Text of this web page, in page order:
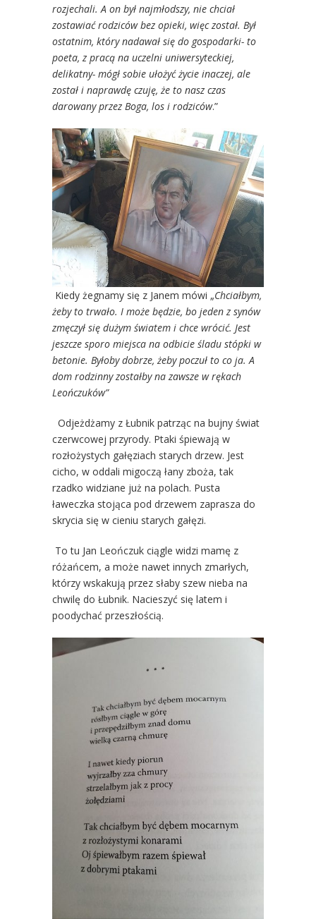
rozjechali. A on był najmłodszy, nie chciał
zostawiać rodziców bez opieki, więc został. Był
ostatnim, który nadawał się do gospodarki- to
poeta, z pracą na uczelni uniwersyteckiej,
delikatny- mógł sobie ułożyć życie inaczej, ale
został i naprawdę czuję, że to nasz czas
darowany przez Boga, los i rodziców.”
Kiedy żegnamy się z Janem mówi „Chciałbym,
żeby to trwało. I może będzie, bo jeden z synów
zmęczył się dużym światem i chce wrócić. Jest
jeszcze sporo miejsca na odbicie śladu stópki w
betonie. Byłoby dobrze, żeby poczuł to co ja. A
dom rodzinny zostałby na zawsze w rękach
Leończuków”
Odjeżdżamy z Łubnik patrząc na bujny świat
czerwcowej przyrody. Ptaki śpiewają w
rozłożystych gałęziach starych drzew. Jest
cicho, w oddali migoczą łany zboża, tak
rzadko widziane już na polach. Pusta
ławeczka stojąca pod drzewem zaprasza do
skrycia się w cieniu starych gałęzi.
To tu Jan Leończuk ciągle widzi mamę z
różańcem, a może nawet innych zmarłych,
którzy wskakują przez słaby szew nieba na
chwilę do Łubnik. Nacieszyć się latem i
poodychać przeszłością.